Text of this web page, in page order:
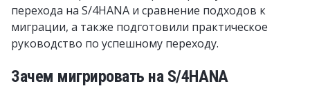
перехода на S/4HANA и сравнение подходов к
миграции, а также подготовили практическое
руководство по успешному переходу.
Зачем мигрировать на S/4HANA